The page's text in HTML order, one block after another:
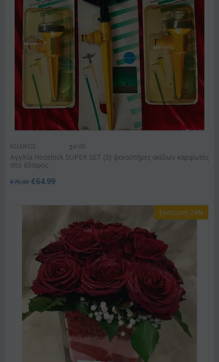
ΚΩΔΙΚΟΣ: gard8
Αγγλία Hozelock SUPER SET (3) ψεκαστήρες ακίδων καρφωτές
στο έδαφος
€75.00 €64.99
Έκπτωση 24%